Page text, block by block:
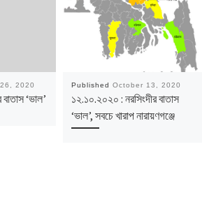
2020
‘ভাল’
Published October 13, 2020
১২.১০.২০২০ : নরসিংদীর বাতাস
‘ভাল’, সবচে খারাপ নারায়ণগঞ্জে